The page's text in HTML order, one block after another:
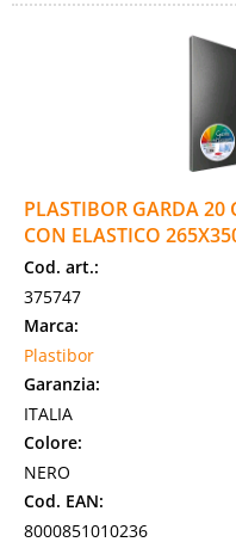
PLASTIBOR GARDA 20
CON ELASTICO
Cod. art.:
375747
Marca:
Plastibor
Garanzia:
ITALIA
Colore:
NERO
Cod. EAN:
8000851010236